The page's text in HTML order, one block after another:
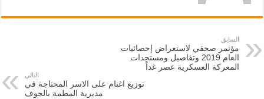
السابق
مؤتمر صحفي لاستعراض إحصائيات
العام 2019 وتفاصيل ومستجدات
المعركة العسكرية عصر غداً
التالي
توزيع اغنام على الاسر المحتاجة في
مديرية المطمة بالجوف